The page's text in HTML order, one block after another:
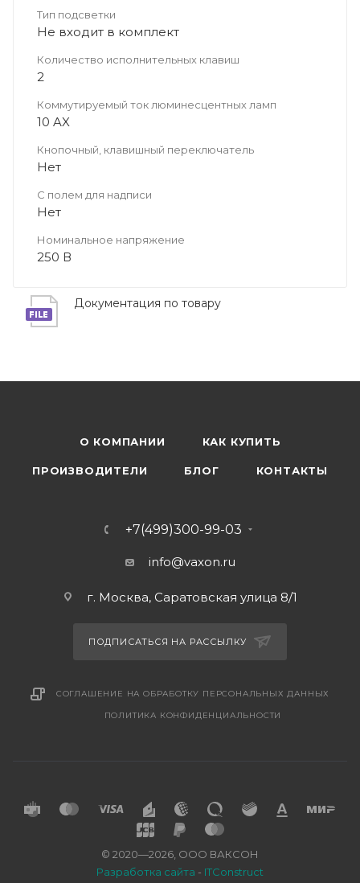
Тип подсветки
Не входит в комплект
Количество исполнительных клавиш
2
Коммутируемый ток люминесцентных ламп
10 AX
Кнопочный, клавишный переключатель
Нет
С полем для надписи
Нет
Номинальное напряжение
250 В
Документация по товару
О КОМПАНИИ КАК КУПИТЬ
ПРОИЗВОДИТЕЛИ БЛОГ КОНТАКТЫ
+7(499)300-99-03
info@vaxon.ru
г. Москва, Саратовская улица 8/1
ПОДПИСАТЬСЯ НА РАССЫЛКУ
СОГЛАШЕНИЕ НА ОБРАБОТКУ ПЕРСОНАЛЬНЫХ ДАННЫХ
ПОЛИТИКА КОНФИДЕНЦИАЛЬНОСТИ
© 2020—2026, ООО ВАКСОН
Разработка сайта - ITConstruct